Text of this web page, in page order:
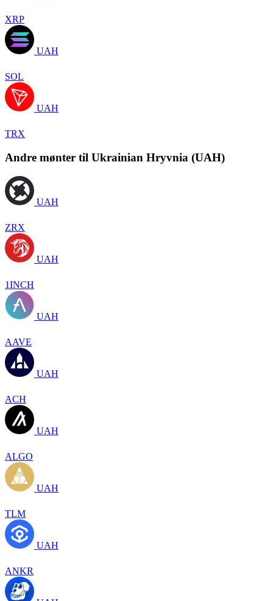
XRP
UAH
SOL
UAH
TRX
Andre mønter til Ukrainian Hryvnia (UAH)
UAH
ZRX
UAH
1INCH
UAH
AAVE
UAH
ACH
UAH
ALGO
UAH
TLM
UAH
ANKR